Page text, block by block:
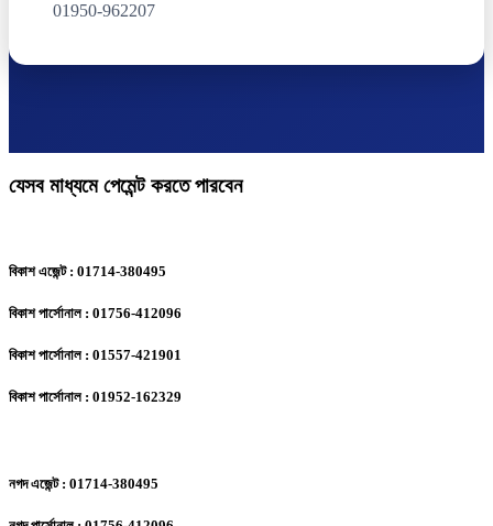
01950-962207
যেসব মাধ্যমে পেমেন্ট করতে পারবেন
বিকাশ এজেন্ট : 01714-380495
বিকাশ পার্সোনাল : 01756-412096
বিকাশ পার্সোনাল : 01557-421901
বিকাশ পার্সোনাল : 01952-162329
নগদ এজেন্ট : 01714-380495